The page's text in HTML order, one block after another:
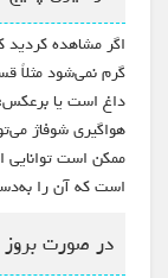
اگر مشاهده کردید
گرم نمی‌شود مثلاً
داغ است یا
هواگیری شوفاژ
ممکن است توانایی
است که آن را
در صورت بروز